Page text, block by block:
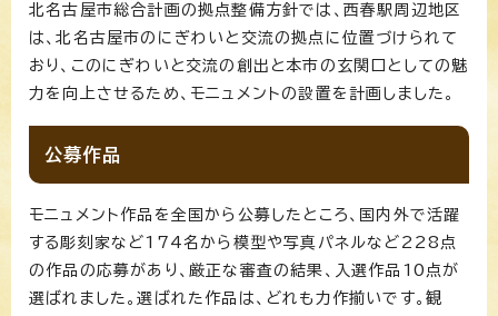
北名古屋市総合計画の拠点整備方針では、西春駅周辺地区
は、北名古屋市のにぎわいと交流の拠点に位置づけられて
おり、このにぎわいと交流の創出と本市の玄関口としての魅
力を向上させるため、モニュメントの設置を計画しました。
公募作品
モニュメント作品を全国から公募したところ、国内外で活躍
する彫刻家など174名から模型や写真パネルなど228点
の作品の応募があり、厳正な審査の結果、入選作品10点が
選ばれました。選ばれた作品は、どれも力作揃いです。観